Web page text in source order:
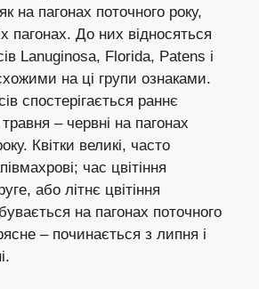
на пагонах поточного року,
пагонах. До них відносяться
Lanuginosa, Florida, Patens і
на ці групи ознаками.
спостерігається раннє
травня – червні на пагонах
Квітки великі, часто
час цвітіння
або літнє цвітіння
на пагонах поточного
– починається з липня і